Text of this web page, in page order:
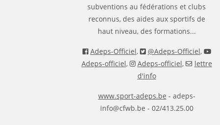
subventions au fédérations et clubs
reconnus, des aides aux sportifs de
haut niveau, des formations...
Adeps-Officiel, @Adeps-Officiel,
Adeps-officiel, Adeps-officiel,
lettre
d'info
www.sport-adeps.be - adeps-
info@cfwb.be - 02/413.25.00